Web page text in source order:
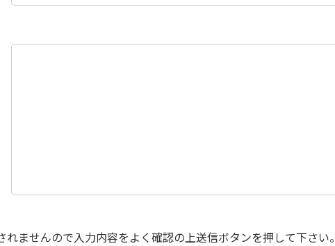
ませんので入力内容をよく確認の上送信ボタンを押して下さい。